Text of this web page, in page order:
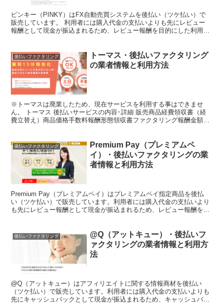
ピンキー（PINKY）はFX自動売買システムを後払い（ツケ払い）で
販売しています。 利用者には購入代金の支払いよりも先にレビュー
報酬として現金が振込まれるため、レビュー報酬を目的にした利用者
後払いファクタリング
トーマス・後払いファクタリング
の業者情報と利用方法
※トーマスは廃業したため、現在サービスを利用する事はできませ
ん。 トーマス 後払いサービスの内容･詳細 販売商品経費領収書（経
費立替え）商品価格手数料報酬形態領収書ファクタリング報酬金額
後払いファクタリング
Premium Pay（プレミアムペ
イ）・後払いファクタリングの業
者情報と利用方法
Premium Pay（プレミアムペイ）はプレミアムペイ指定商品を後払
い（ツケ払い）で販売しています。利用者には購入代金の支払いより
も先にレビュー報酬として現金が振込まれるため、レビュー報酬を目
後払いファクタリング
@Q（アットキュー）・後払いフ
ァクタリングの業者情報と利用方
法
@Q（アットキュー）はアフィリエイトに関する情報商材を後払い
（ツケ払い）で販売しています。利用者には購入代金の支払いよりも
先にキャッシュバックとして現金が振込まれるため、キャッシュバッ